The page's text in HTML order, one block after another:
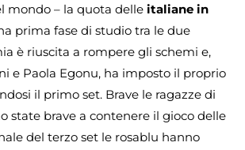
mondo – la quota delle italiane in
prima fase di studio tra le due
è riuscita a rompere gli schemi e,
e Paola Egonu, ha imposto il proprio
il primo set. Brave le ragazze di
state brave a contenere il gioco delle
del terzo set le rosablu hanno